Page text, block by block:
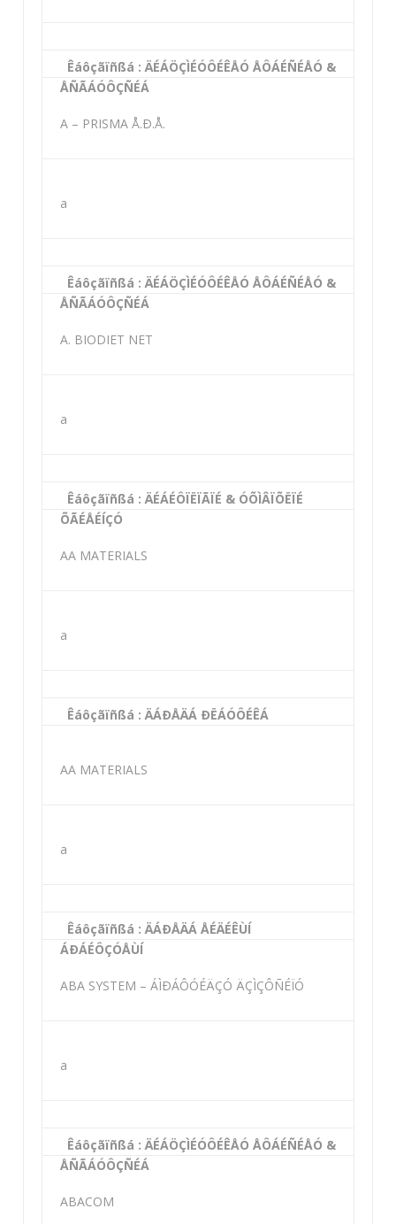
Êáôçãïñßá : ÄÉÁÖÇÌÉÓÔÉÊÅÓ ÅÔÁÉÑÉÅÓ &
ÅÑÃÁÓÔÇÑÉÁ
A – PRISMA Å.Ð.Å.
a
Êáôçãïñßá : ÄÉÁÖÇÌÉÓÔÉÊÅÓ ÅÔÁÉÑÉÅÓ &
ÅÑÃÁÓÔÇÑÉÁ
A. BIODIET NET
a
Êáôçãïñßá : ÄÉÁÉÔÏËÏÃÏÉ & ÓÕÌÂÏÕËÏÉ
ÕÃÉÅÉÍÇÓ
AA MATERIALS
a
Êáôçãïñßá : ÄÁÐÅÄÁ ÐËÁÓÔÉÊÁ
AA MATERIALS
a
Êáôçãïñßá : ÄÁÐÅÄÁ ÅÉÄÉÊÙÍ
ÁÐÁÉÔÇÓÅÙÍ
ABA SYSTEM – ÁÌÐÁÔÓÉÄÇÓ ÄÇÌÇÔÑÉÏÓ
a
Êáôçãïñßá : ÄÉÁÖÇÌÉÓÔÉÊÅÓ ÅÔÁÉÑÉÅÓ &
ÅÑÃÁÓÔÇÑÉÁ
ABACOM